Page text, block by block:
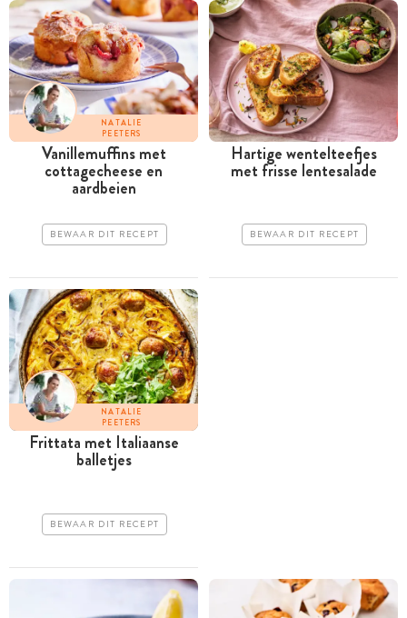
NATALIE
PEETERS
Vanillemuffins met
cottagecheese en
aardbeien
BEWAAR DIT RECEPT
Hartige wentelteefjes
met frisse lentesalade
BEWAAR DIT RECEPT
NATALIE
PEETERS
Frittata met Italiaanse
balletjes
BEWAAR DIT RECEPT